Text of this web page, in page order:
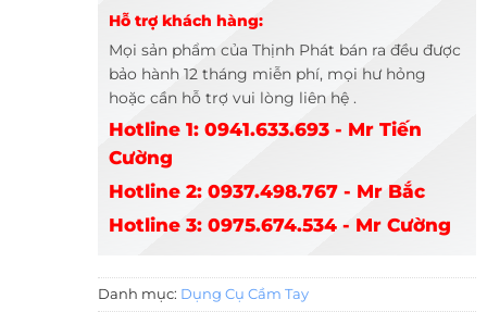
Hỗ trợ khách hàng:
Mọi sản phẩm của Thịnh Phát bán ra đều được
bảo hành 12 tháng miễn phí, mọi hư hỏng
hoặc cần hỗ trợ vui lòng liên hệ .
Hotline 1: 0941.633.693 - Mr Tiến
Cường
Hotline 2: 0937.498.767 - Mr Bắc
Hotline 3: 0975.674.534 - Mr Cường
Danh mục: Dụng Cụ Cầm Tay